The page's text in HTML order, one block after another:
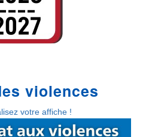
violences
votre affiche !